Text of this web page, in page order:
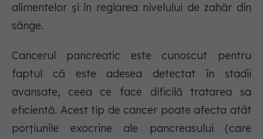
alimentelor și în reglarea nivelului de zahăr din
sânge.
Cancerul pancreatic este cunoscut pentru
faptul că este adesea detectat în stadii
avansate, ceea ce face dificilă tratarea sa
eficientă. Acest tip de cancer poate afecta atât
porțiunile exocrine ale pancreasului (care